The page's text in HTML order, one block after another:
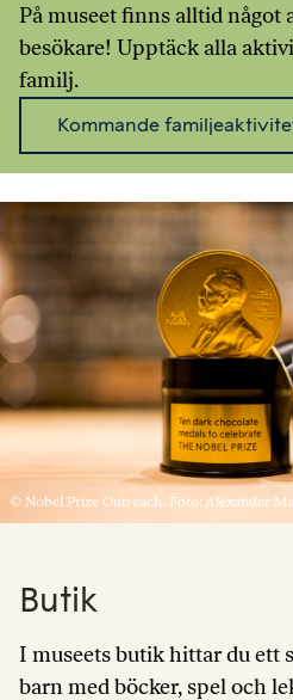
På museet finns alltid något
besökare! Upptäck alla
familj.
Kommande
© Nobel Prize Outreach. Foto: Alexander
Butik
I museets butik hittar du ett
barn med böcker, spel och